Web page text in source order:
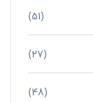
(51)
(27)
(48)